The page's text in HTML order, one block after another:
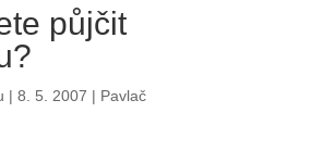
půjčit
| 8. 5. 2007|Pavlač